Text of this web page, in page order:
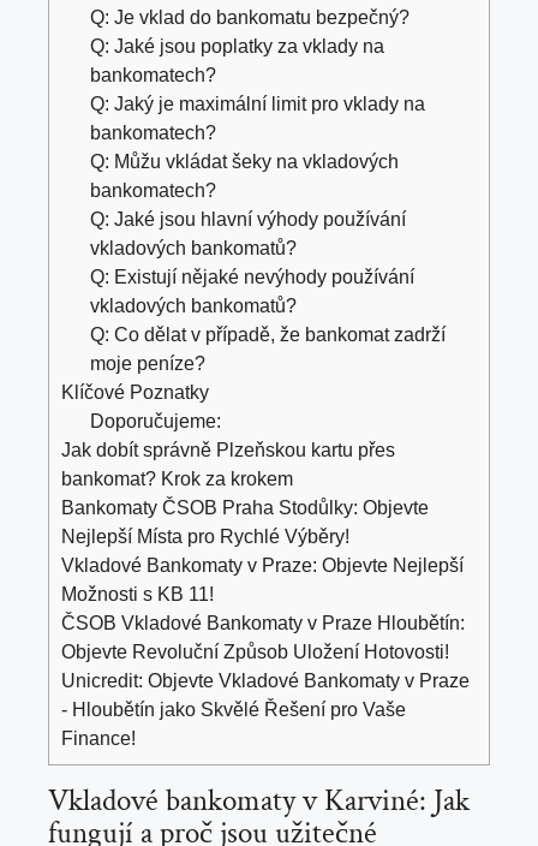
Q: Je vklad do bankomatu bezpečný?
Q: Jaké jsou poplatky za vklady na
bankomatech?
Q: Jaký je maximální limit pro vklady na
bankomatech?
Q: Můžu vkládat šeky na vkladových
bankomatech?
Q: Jaké jsou hlavní výhody používání
vkladových bankomatů?
Q: Existují nějaké nevýhody používání
vkladových bankomatů?
Q: Co dělat v případě, že bankomat zadrží
moje peníze?
Klíčové Poznatky
Doporučujeme:
Jak dobít správně Plzeňskou kartu přes
bankomat? Krok za krokem
Bankomaty ČSOB Praha Stodůlky: Objevte
Nejlepší Místa pro Rychlé Výběry!
Vkladové Bankomaty v Praze: Objevte Nejlepší
Možnosti s KB 11!
ČSOB Vkladové Bankomaty v Praze Hloubětín:
Objevte Revoluční Způsob Uložení Hotovosti!
Unicredit: Objevte Vkladové Bankomaty v Praze
- Hloubětín jako Skvělé Řešení pro Vaše
Finance!
Vkladové bankomaty v Karviné: Jak
fungují a proč jsou užitečné